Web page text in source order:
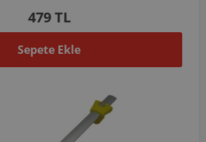
479 TL
Sepete Ekle